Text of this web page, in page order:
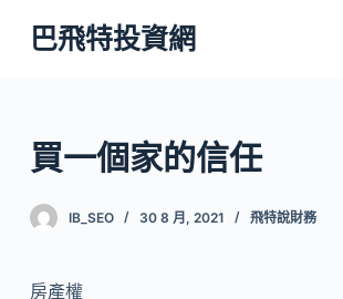
跳
至
內
容
巴飛特投資網
買一個家的信任
IB_SEO 30 8 月, 2021 飛特說財務
房產權